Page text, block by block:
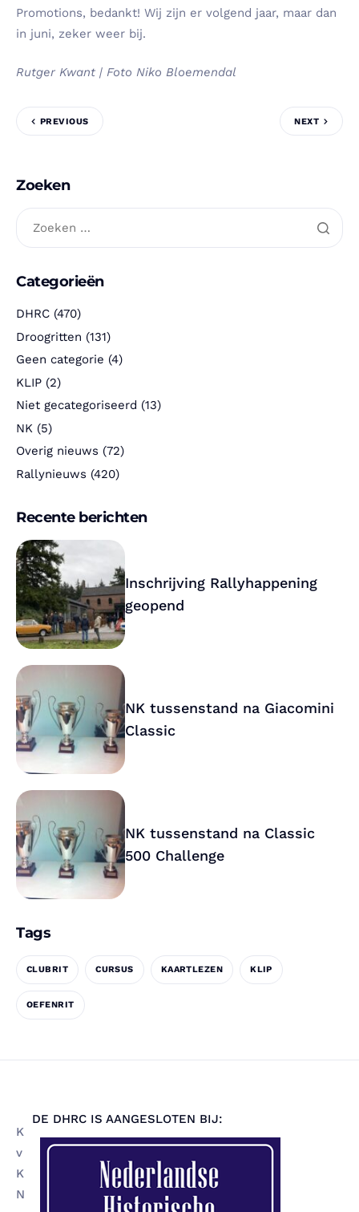
Promotions, bedankt! Wij zijn er volgend jaar, maar dan
in juni, zeker weer bij.
Rutger Kwant | Foto Niko Bloemendal
PREVIOUS NEXT
Zoeken
Categorieën
DHRC (470)
Droogritten (131)
Geen categorie (4)
KLIP (2)
Niet gecategoriseerd (13)
NK (5)
Overig nieuws (72)
Rallynieuws (420)
Recente berichten
Inschrijving Rallyhappening
geopend
NK tussenstand na Giacomini
Classic
NK tussenstand na Classic
500 Challenge
Tags
CLUBRIT CURSUS KAARTLEZEN KLIP
OEFENRIT
K
v
K
N
DE DHRC IS AANGESLOTEN BIJ: